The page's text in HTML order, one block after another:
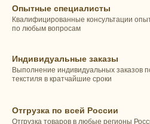
Опытные специалисты
Квалифицированные консультации
по любым вопросам
Индивидуальные заказы
Выполнение индивидуальных заказов
текстиля в кратчайшие сроки
Отгрузка по всей России
Отгрузка товаров в любые регионы